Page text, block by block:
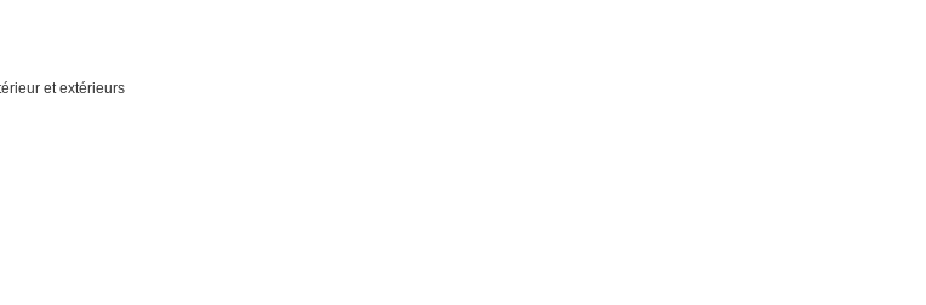
et extérieurs